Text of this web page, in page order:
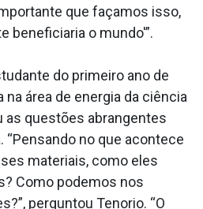
que façamos isso,
beneficiaria o mundo'”.
do primeiro ano de
área de energia da ciência
as questões abrangentes
“Pensando no que acontece
materiais, como eles
Como podemos nos
perguntou Tenorio. “O